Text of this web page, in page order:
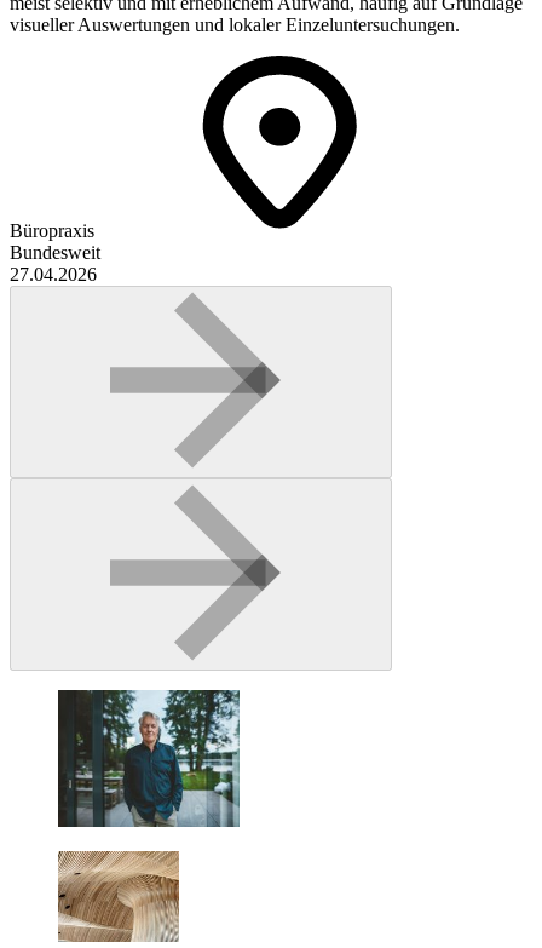
visueller Auswertungen und lokaler Einzeluntersuchungen.
Büropraxis
Bundesweit
27.04.2026